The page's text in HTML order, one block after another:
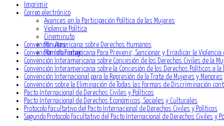
Avances en la Participación Política de las Mujeres
Violencia Política
Cineminuto
Minutas
Plan de Trabajo
Imprimir
Correo electrónico
Convención Americana sobre Derechos Humanos
Convención Interamericana Para Prevenir, Sancionar y Erradicar la
Convención Interamericana sobre Concesión de los Derechos Civiles de la
Convención Interamericana sobre la Concesión de los Derechos Políticos a la
Convención Internacional para la Represión de la Trata de Mujeres y Menores
Convención sobre la Eliminación de Todas las Formas de Discriminación
Pacto Internacional de Derechos Civiles y Políticos
Pacto Internacional de Derechos Económicos, Sociales y Culturales
Protocolo Facultativo del Pacto Internacional de Derechos Civiles y Políticos
Segundo Protocolo Facultativo del Pacto Internacional de Derechos Civiles y